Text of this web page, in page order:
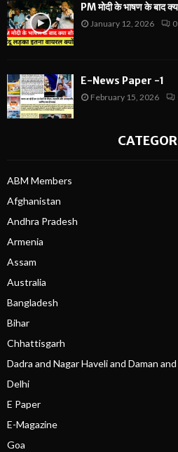
PM मोदी के भाषण के बाद
January 12, 2026 0
E-News Paper -1
February 15, 2026
ABM Members
Afghanistan
Andhra Pradesh
Armenia
Assam
Australia
Bangladesh
Bihar
Chhattisgarh
Dadra and Nagar Haveli and Daman
Delhi
E Paper
E-Magazine
Goa